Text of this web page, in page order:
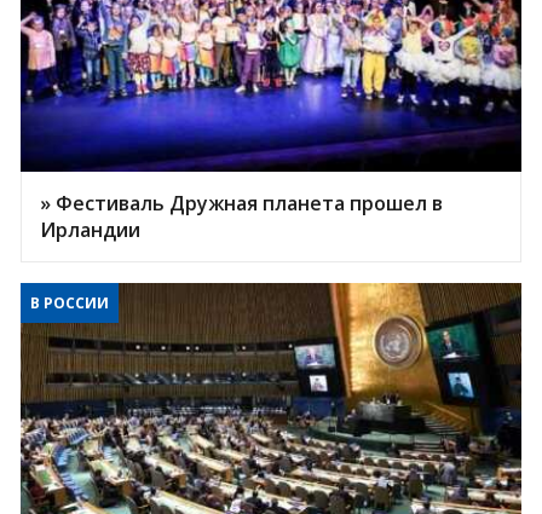
» Фестиваль Дружная планета прошел в
Ирландии
В РОССИИ